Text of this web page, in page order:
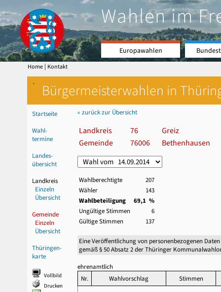
Wahlen im
Europawahlen
Home | Kontakt
` Bürgermeisterwahlen in
Startseite
Wahl-
termine
Landes-
übersicht
Landkreis
Einzeln
Übersicht
Gemeinde
Einzeln
Übersicht
Thüringen-
karte
Vollbild
Drucken
« zurück zur Übersicht
Landkreis 76
Greiz
Gemeinde
76006 Bethenhausen
Wahlberechtigte
207
Wähler
143
Wahlbeteiligung
69,1 %
Ungültige Stimmen
6
Gültige Stimmen
137
Eine Veröffentlichung von personenbezogenen
gemäß § 50 Absatz 2 der Thüringer
ehrenamtlich
Nr.
Wahlvorschlag Stimmen